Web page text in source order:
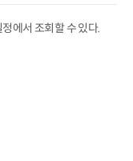
에서 조회할 수 있다.